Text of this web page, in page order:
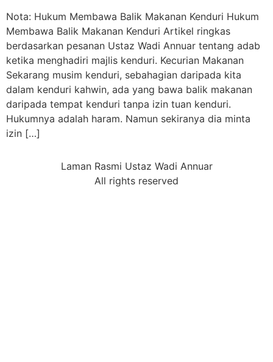
Nota: Hukum Membawa Balik Makanan Kenduri Hukum
Membawa Balik Makanan Kenduri Artikel ringkas
berdasarkan pesanan Ustaz Wadi Annuar tentang adab
ketika menghadiri majlis kenduri. Kecurian Makanan
Sekarang musim kenduri, sebahagian daripada kita
dalam kenduri kahwin, ada yang bawa balik makanan
daripada tempat kenduri tanpa izin tuan kenduri.
Hukumnya adalah haram. Namun sekiranya dia minta
izin […]
Laman Rasmi Ustaz Wadi Annuar
All rights reserved